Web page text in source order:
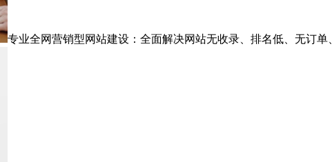
专业全网营销型网站建设：全面解决网站无收录、排名低、无订单